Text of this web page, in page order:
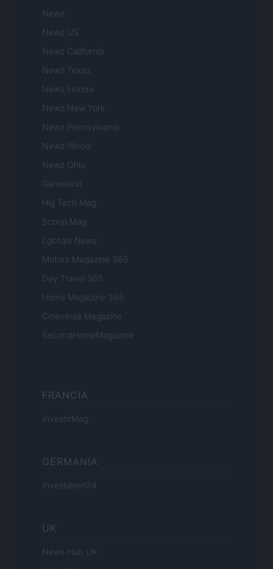
Newz
Newz US
Newz California
Newz Texas
Newz Florida
Newz New York
Newz Pennsylvania
Newz Illinois
Newz Ohio
Gameland
Hig Tech Mag
Scoop Mag
Lgbtqia News
Motors Magazine 365
Day Travel 365
Home Magazine 365
Cineverse Magazine
SecondHomeMagazine
FRANCIA
InvestirMag
GERMANIA
Investieren24
UK
News Hub UK